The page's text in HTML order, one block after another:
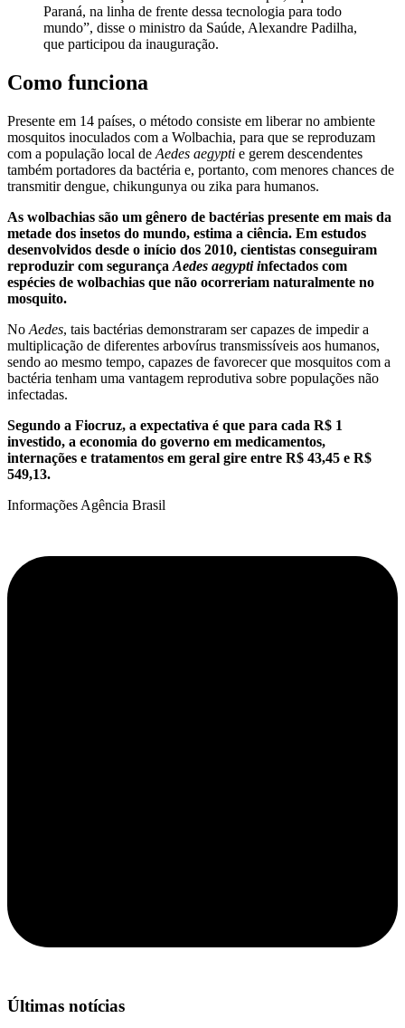
Paraná, na linha de frente dessa tecnologia para todo
mundo”, disse o ministro da Saúde, Alexandre Padilha,
que participou da inauguração.
Como funciona
Presente em 14 países, o método consiste em liberar no ambiente
mosquitos inoculados com a Wolbachia, para que se reproduzam
com a população local de Aedes aegypti e gerem descendentes
também portadores da bactéria e, portanto, com menores chances de
transmitir dengue, chikungunya ou zika para humanos.
As wolbachias são um gênero de bactérias presente em mais da
metade dos insetos do mundo, estima a ciência. Em estudos
desenvolvidos desde o início dos 2010, cientistas conseguiram
reproduzir com segurança Aedes aegypti infectados com
espécies de wolbachias que não ocorreriam naturalmente no
mosquito.
No Aedes, tais bactérias demonstraram ser capazes de impedir a
multiplicação de diferentes arbovírus transmissíveis aos humanos,
sendo ao mesmo tempo, capazes de favorecer que mosquitos com a
bactéria tenham uma vantagem reprodutiva sobre populações não
infectadas.
Segundo a Fiocruz, a expectativa é que para cada R$ 1
investido, a economia do governo em medicamentos,
internações e tratamentos em geral gire entre R$ 43,45 e R$
549,13.
Informações Agência Brasil
Últimas notícias